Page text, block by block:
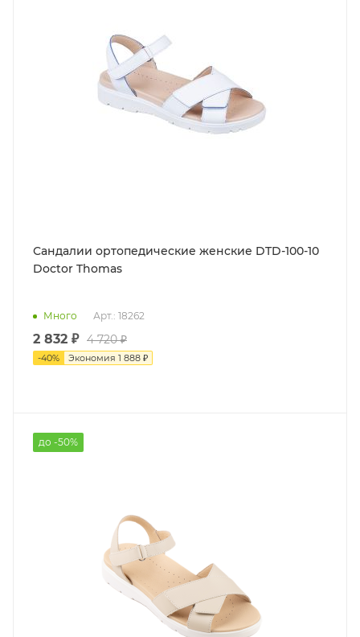
Сандалии ортопедические женские DTD-100-10
Doctor Thomas
Много Арт.: 18262
2 832 ₽ 4 720 ₽
-40% Экономия 1 888 ₽
до -50%